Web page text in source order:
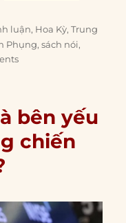
luận, Hoa Kỳ,Trung
Phụng,sách nói,
bên yếu
chiến